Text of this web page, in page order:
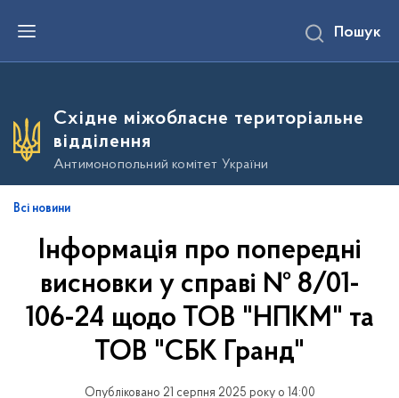
е
о
о
в
Пошук
Східне міжобласне територіальне
відділення
Антимонопольний комітет України
Всі новини
Інформація про попередні
висновки у справі № 8/01-
106-24 щодо ТОВ "НПКМ" та
ТОВ "СБК Гранд"
Опубліковано 21 серпня 2025 року о 14:00